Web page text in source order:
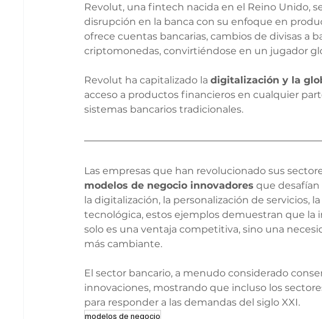
Revolut, una fintech nacida en el Reino Unido,
disrupción en la banca con su enfoque en
ofrece cuentas bancarias, cambios de divisas a
criptomonedas, convirtiéndose en un jugador
Revolut ha capitalizado la digitalización y la
acceso a productos financieros en cualquier
sistemas bancarios tradicionales.
Las empresas que han revolucionado sus
modelos de negocio innovadores que desafían
la digitalización, la personalización de servicios,
tecnológica, estos ejemplos demuestran que la
solo es una ventaja competitiva, sino una
más cambiante.
El sector bancario, a menudo considerado
innovaciones, mostrando que incluso los
para responder a las demandas del siglo XXI.
modelos de negocio